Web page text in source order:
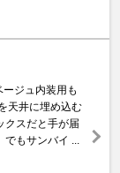
ジュ内装用も
天井に埋め込む
クスだと手が届
もサンバイ ...